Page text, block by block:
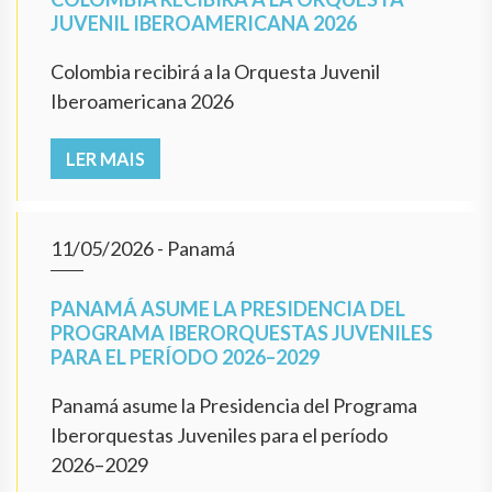
JUVENIL IBEROAMERICANA 2026
Colombia recibirá a la Orquesta Juvenil
Iberoamericana 2026
LER MAIS
11/05/2026- Panamá
PANAMÁ ASUME LA PRESIDENCIA DEL
PROGRAMA IBERORQUESTAS JUVENILES
PARA EL PERÍODO 2026–2029
Panamá asume la Presidencia del Programa
Iberorquestas Juveniles para el período
2026–2029